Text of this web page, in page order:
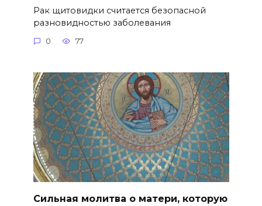
Рак щитовидки считается безопасной
разновидностью заболевания
0 77
Сильная молитва о матери, которую